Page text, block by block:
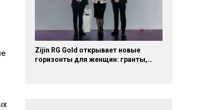
Zijin RG Gold открывает новые
горизонты для женщин: гранты,…